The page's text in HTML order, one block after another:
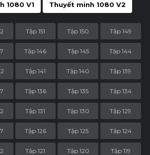
1080 V1 Thuyết minh 1080 V2
Tập 151 Tập 150 Tập 149
Tập 146 Tập 145 Tập 144
Tập 141 Tập 140 Tập 139
Tập 136 Tập 135 Tập 134
Tập 131 Tập 130 Tập 129
Tập 126 Tập 125 Tập 124
Tập 121 Tập 120 Tập 119